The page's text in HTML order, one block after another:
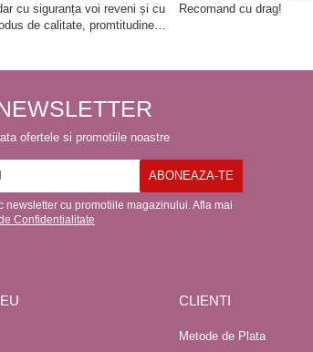
cu siguranța voi reveni și cu
de calitate, promtitudine
Recomand cu drag!
ofertele si promotiile noastre
newsletter cu promotiile magazinului. Afla mai
Confidentialitate
CLIENTI
Metode de Plata